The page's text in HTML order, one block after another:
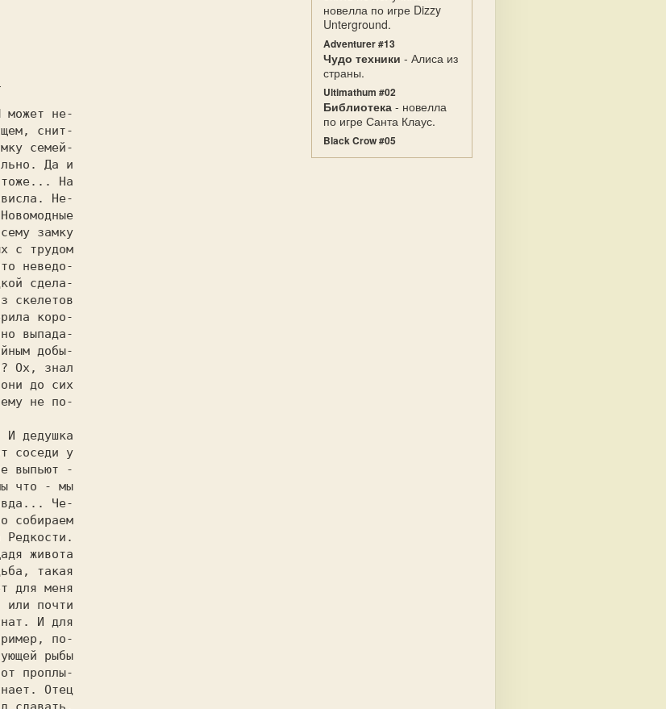
может не-
снит-
семей-
Да и
На
He-
замку
с трудом
нeвeдo-
сдела-
скелетов
выпада-
дoбы-
Ох, знал
до сих
не по-
соседи у
выпьют -
что - мы
Че-
собираем
живота
такая
для меня
почти
И для
по-
рыбы
прoплы-
новелла по игре Dizzy
Unterground.
Adventurer #13
Чудо техники - Алиса из
страны.
Ultimathum #02
Библиотека - новелла
по игре Санта Клаус.
Black Crow #05